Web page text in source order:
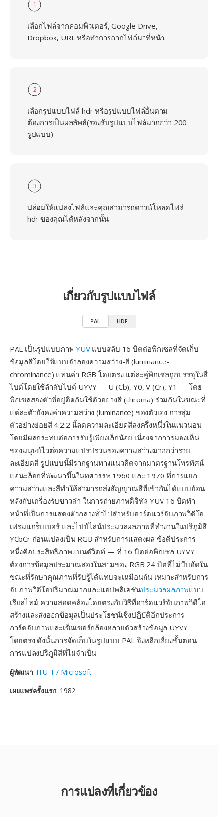
1
เลือกไฟล์จากคอมพิวเตอร์, Google Drive,
Dropbox, URL หรือทำการลากไฟล์มาที่หน้า.
2
เลือกรูปแบบไฟล์ hdr หรือรูปแบบไฟล์อื่นตาม
ต้องการเป็นผลลัพธ์(รองรับรูปแบบไฟล์มากกว่า 200
รูปแบบ)
3
ปล่อยให้แปลงไฟล์และคุณสามารถดาวน์โหลดไฟล์
hdr ของคุณได้หลังจากนั้น
เกี่ยวกับรูปแบบไฟล์
PAL HDR
PAL เป็นรูปแบบภาพ YUV แบบสลับ 16 บิตต่อพิกเซลที่จัดเก็บ
ข้อมูลสีโดยใช้แบบจำลองความสว่าง-สี (luminance-
chrominance) แทนค่า RGB โดยตรง แต่ละคู่พิกเซลถูกบรรจุในสี่
ไบต์โดยใช้ลำดับไบต์ UYVY — U (Cb), Y0, V (Cr), Y1 — โดย
พิกเซลสองตัวที่อยู่ติดกันใช้ตัวอย่างสี (chroma) ร่วมกันในขณะที่
แต่ละตัวยังคงค่าความสว่าง (luminance) ของตัวเอง การสุ่ม
ตัวอย่างย่อยสี 4:2:2 นี้ลดความละเอียดสีลงครึ่งหนึ่งในแนวนอน
โดยมีผลกระทบต่อการรับรู้เพียงเล็กน้อย เนื่องจากการมองเห็น
ของมนุษย์ไวต่อความแปรปรวนของความสว่างมากกว่าราย
ละเอียดสี รูปแบบนี้มีรากฐานทางแนวคิดจากมาตรฐานโทรทัศน์
แอนะล็อกที่พัฒนาขึ้นในทศวรรษ 1960 และ 1970 ที่การแยก
ความสว่างและสีทำให้สามารถส่งสัญญาณสีที่เข้ากันได้แบบย้อน
หลังกับเครื่องรับขาวดำ ในการถ่ายภาพดิจิทัล YUV 16 บิตทำ
หน้าที่เป็นการแสดงตัวกลางทั่วไปสำหรับฮาร์ดแวร์จับภาพวิดีโอ
เฟรมแกร็บเบอร์ และไปป์ไลน์ประมวลผลภาพที่ทำงานในปริภูมิสี
YCbCr ก่อนแปลงเป็น RGB สำหรับการแสดงผล ข้อดีประการ
หนึ่งคือประสิทธิภาพแบนด์วิดท์ — ที่ 16 บิตต่อพิกเซล UYVY
ต้องการข้อมูลประมาณสองในสามของ RGB 24 บิตที่ไม่บีบอัดใน
ขณะที่รักษาคุณภาพที่รับรู้ได้แทบจะเหมือนกัน เหมาะสำหรับการ
จับภาพวิดีโอปริมาณมากและแอปพลิเคชันประมวลผลภาพแบบ
เรียลไทม์ ความสอดคล้องโดยตรงกับวิธีที่ฮาร์ดแวร์จับภาพวิดีโอ
สร้างและส่งออกข้อมูลเป็นประโยชน์เชิงปฏิบัติอีกประการ —
การ์ดจับภาพและเซ็นเซอร์กล้องหลายตัวสร้างข้อมูล UYVY
โดยตรง ดังนั้นการจัดเก็บในรูปแบบ PAL จึงหลีกเลี่ยงขั้นตอน
การแปลงปริภูมิสีที่ไม่จำเป็น
ผู้พัฒนา: ITU-T / Microsoft
เผยแพร่ครั้งแรก: 1982
การแปลงที่เกี่ยวข้อง